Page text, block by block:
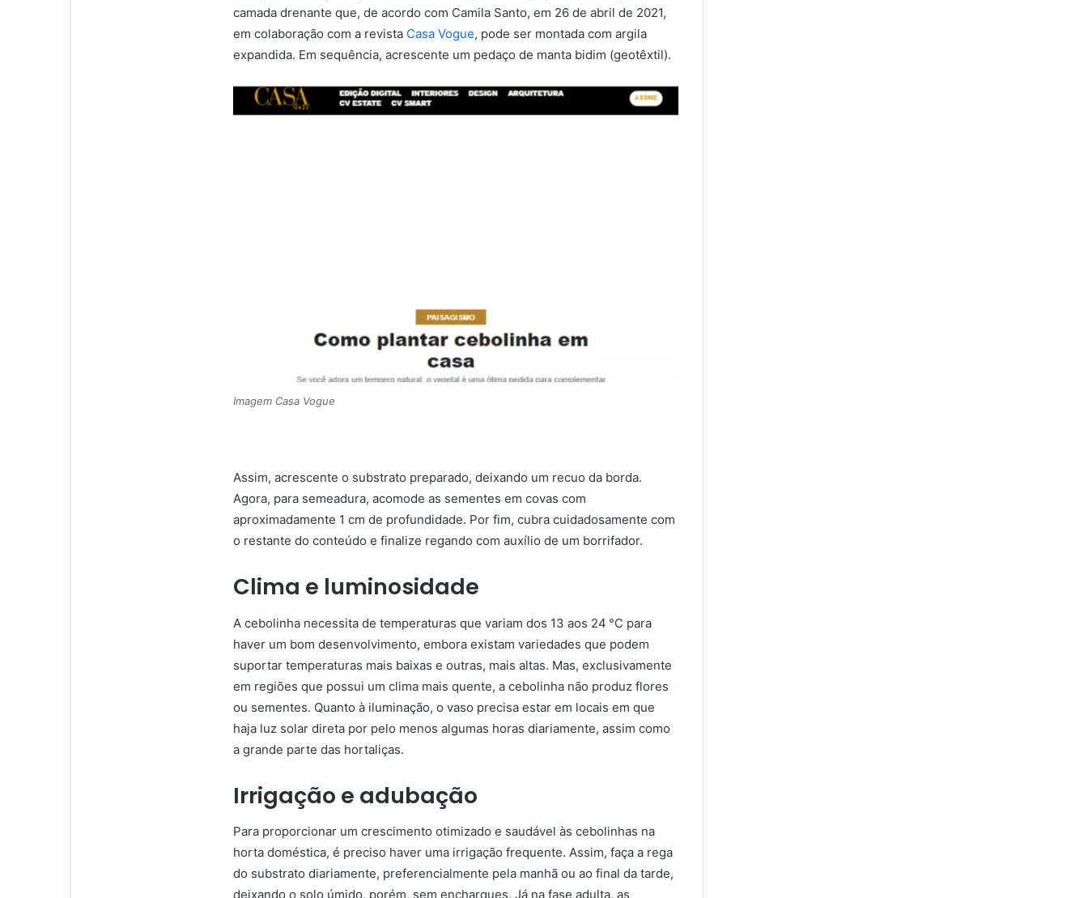
camada drenante que, de acordo com Camila Santo, em 26 de abril de 2021,
em colaboração com a revista Casa Vogue, pode ser montada com argila
expandida. Em sequência, acrescente um pedaço de manta bidim (geotêxtil).
Imagem Casa Vogue
Assim, acrescente o substrato preparado, deixando um recuo da borda.
Agora, para semeadura, acomode as sementes em covas com
aproximadamente 1 cm de profundidade. Por fim, cubra cuidadosamente com
o restante do conteúdo e finalize regando com auxílio de um borrifador.
Clima e luminosidade
A cebolinha necessita de temperaturas que variam dos 13 aos 24 °C para
haver um bom desenvolvimento, embora existam variedades que podem
suportar temperaturas mais baixas e outras, mais altas. Mas, exclusivamente
em regiões que possui um clima mais quente, a cebolinha não produz flores
ou sementes. Quanto à iluminação, o vaso precisa estar em locais em que
haja luz solar direta por pelo menos algumas horas diariamente, assim como
a grande parte das hortaliças.
Irrigação e adubação
Para proporcionar um crescimento otimizado e saudável às cebolinhas na
horta doméstica, é preciso haver uma irrigação frequente. Assim, faça a rega
do substrato diariamente, preferencialmente pela manhã ou ao final da tarde,
deixando o solo úmido, porém, sem encharques. Já na fase adulta, as